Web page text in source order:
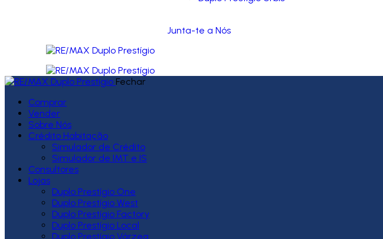
Junta-te a Nós
Fechar
Comprar
Vender
Sobre Nós
Crédito Habitação
Simulador de Crédito
Simulador de IMT e IS
Consultores
Lojas
Duplo Prestígio One
Duplo Prestígio West
Duplo Prestígio Factory
Duplo Prestígio Local
Duplo Prestígio Várzea